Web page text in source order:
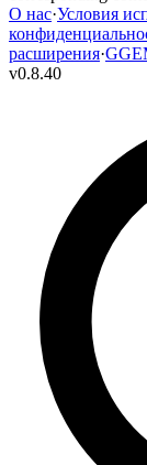
О нас·Условия
расширения·
v0.8.40